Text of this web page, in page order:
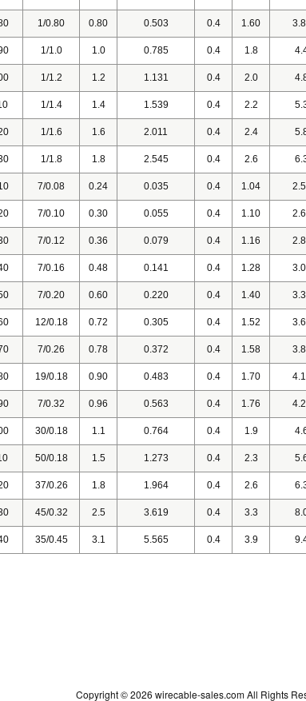
1/0.80 0.80 0.503 0.4 1.60
1/1.0 1.0 0.785 0.4 1.8
1/1.2 1.2 1.131 0.4 2.0
1/1.4 1.4 1.539 0.4 2.2
1/1.6 1.6 2.011 0.4 2.4
1/1.8 1.8 2.545 0.4 2.6
7/0.08 0.24 0.035 0.4 1.04
7/0.10 0.30 0.055 0.4 1.10
7/0.12 0.36 0.079 0.4 1.16
7/0.16 0.48 0.141 0.4 1.28
7/0.20 0.60 0.220 0.4 1.40
12/0.18 0.72 0.305 0.4 1.52
7/0.26 0.78 0.372 0.4 1.58
19/0.18 0.90 0.483 0.4 1.70
7/0.32 0.96 0.563 0.4 1.76
30/0.18 1.1 0.764 0.4 1.9
50/0.18 1.5 1.273 0.4 2.3
37/0.26 1.8 1.964 0.4 2.6
45/0.32 2.5 3.619 0.4 3.3
35/0.45 3.1 5.565 0.4 3.9
Copyright ©2026 wirecable-sales.com All Rights